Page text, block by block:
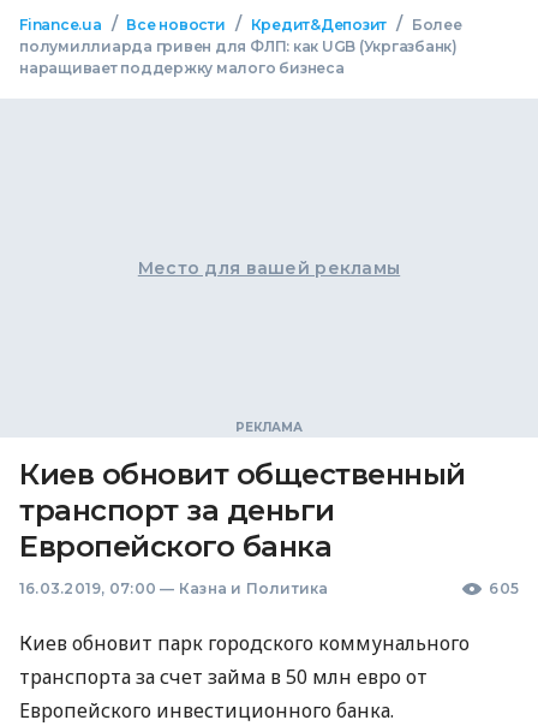
Finance.ua / Все новости / Кредит&Депозит /
Более
полумиллиарда гривен для ФЛП: как UGB (Укргазбанк)
наращивает поддержку малого бизнеса
Место для вашей рекламы
Киев обновит общественный
транспорт за деньги
Европейского банка
16.03.2019, 07:00 — Казна и Политика 605
Киев обновит парк городского коммунального
транспорта за счет займа в 50 млн евро от
Европейского инвестиционного банка.